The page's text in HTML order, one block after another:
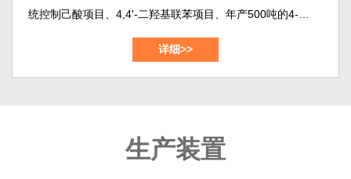
统控制己酸项目、4,4'-二羟基联苯项目、年产500吨的4-羟基
联苯项目、年产1500吨的1,2-苯并异噻唑啉-3-酮（BIT）项
目，年产700吨的3,5-二氯苯甲酰氯项目，年产1000吨间苯二
详细>>
生产装置